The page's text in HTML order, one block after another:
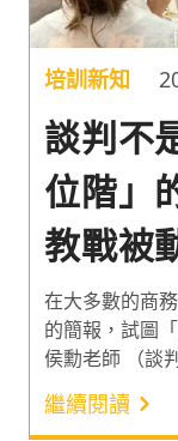
培訓新知
談判不
位階」
教戰被
率協商
在大多數的商
的簡報，試圖
侯勳老師 （談
心牆。 當你開
聲宣告「我好
繼續閱讀